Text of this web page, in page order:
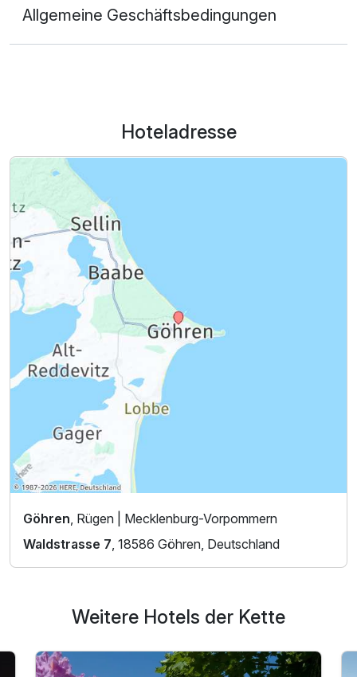
Allgemeine Geschäftsbedingungen
Hoteladresse
Göhren, Rügen | Mecklenburg-Vorpommern
Waldstrasse 7, 18586 Göhren, Deutschland
Weitere Hotels der Kette